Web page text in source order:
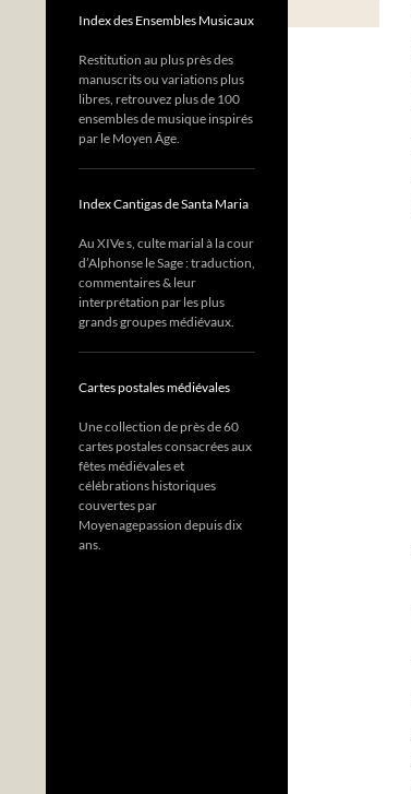
Index des Ensembles Musicaux
Restitution au plus près des
manuscrits ou variations plus
libres, retrouvez plus de 100
ensembles de musique inspirés
par le Moyen Âge.
Index Cantigas de Santa Maria
Au XIVe s, culte marial à la cour
d’Alphonse le Sage : traduction,
commentaires & leur
interprétation par les plus
grands groupes médiévaux.
Cartes postales médiévales
Une collection de près de 60
cartes postales consacrées aux
fêtes médiévales et
célébrations historiques
couvertes par
Moyenagepassion depuis dix
ans.